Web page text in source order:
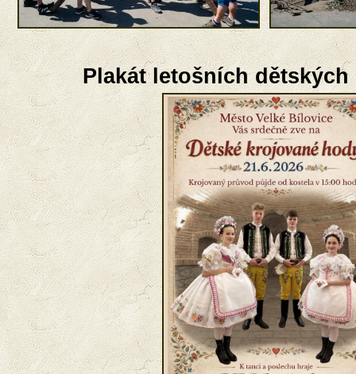
Plakát letošních dětských